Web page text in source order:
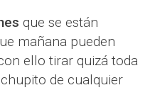
que se están
mañana pueden
ello tirar quizá toda
de cualquier